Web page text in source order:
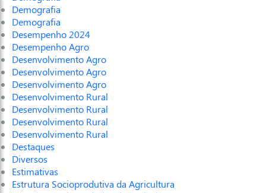
Demografia
Demografia
Desempenho 2024
Desempenho Agro
Desenvolvimento Agro
Desenvolvimento Agro
Desenvolvimento Agro
Desenvolvimento Rural
Desenvolvimento Rural
Desenvolvimento Rural
Desenvolvimento Rural
Destaques
Diversos
Estimativas
Estrutura Socioprodutiva da Agricultura